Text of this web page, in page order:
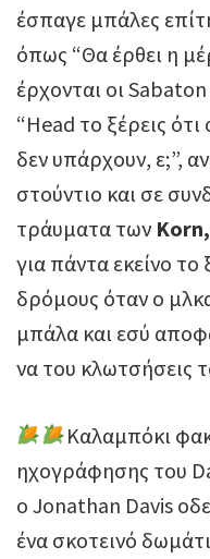
έσπαγε μπάλες
όπως “Θα έρθει η
έρχονται οι
“Head το ξέρεις
δεν υπάρχουν, ε;”,
στούντιο και σε
τράυματα των Korn,
για πάντα εκείνο το
δρόμους όταν ο
μπάλα και εσύ
να του κλωτσήσεις
Καλαμπόκι
ηχογράφησης του
ο Jonathan Davis
ένα σκοτεινό